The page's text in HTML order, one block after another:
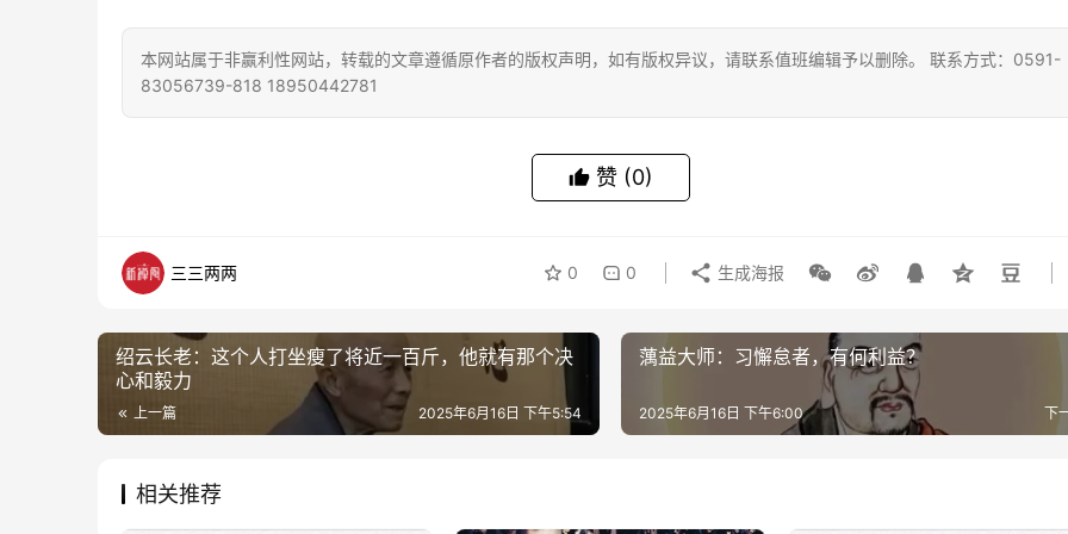
本网站属于非赢利性网站，转载的文章遵循原作者的版权声明，如有版权异议，请联系值班编辑予以删除。 联系方式：0591-
83056739-818 18950442781
赞 (0)
三三两两 0 0 生成海报
绍云长老：这个人打坐瘦了将近一百斤，他就有那个决
心和毅力
上一篇 2025年6月16日 下午5:54
蕅益大师：习懈怠者，有何利益？
下
2025年6月16日 下午6:00
相关推荐